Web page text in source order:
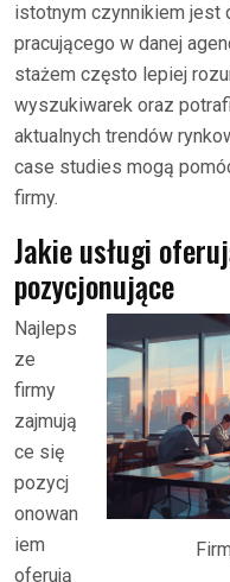
istotnym czynnikiem jest
pracującego w danej
stażem często lepiej
wyszukiwarek oraz
aktualnych trendów
case studies mogą
firmy.
Jakie usługi
pozycjonujące
Najleps
ze
firmy
zajmują
ce się
pozycj
onowan
iem
oferują